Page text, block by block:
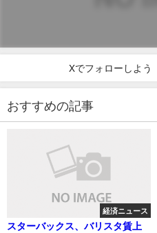
Xでフォローしよう
おすすめの記事
経済ニュース
スターバックス、バリスタ賃上